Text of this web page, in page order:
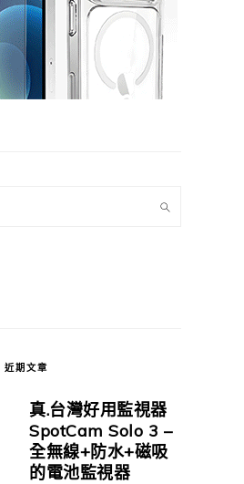
近期文章
真.台灣好用監視器
SpotCam Solo 3 –
全無線+防水+磁吸
的電池監視器